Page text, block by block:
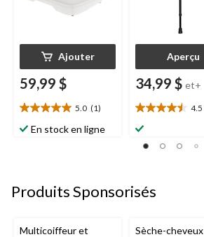
Ajouter
59,99 $
5.0 (1)
5.0
étoile(s)
En stock en ligne
Aperçu
34,99 $ et+
4.5
4.5
étoile(s)
sur
Produits Sponsorisés
Multicoiffeur et
Sèche-cheveux